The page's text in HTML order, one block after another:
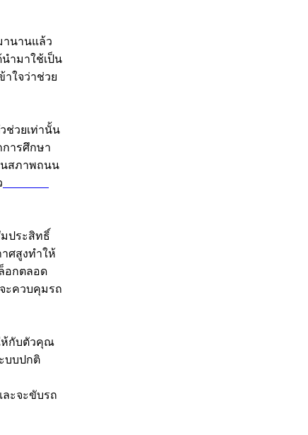
านานแล้ว
ำมาใช้เป็น
าใจว่าช่วย
ช่วยเท่านั้น
ารศึกษา
นสภาพถนน
ประสิทธิ์
ศสูงทำให้
อกตลอด
ะควบคุมรถ
ห้กับตัวคุณ
บบปกติ
ละจะขับรถ